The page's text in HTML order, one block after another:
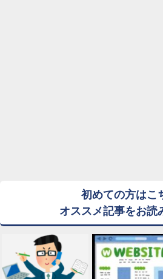
初めての方はこ
オススメ記事をお読